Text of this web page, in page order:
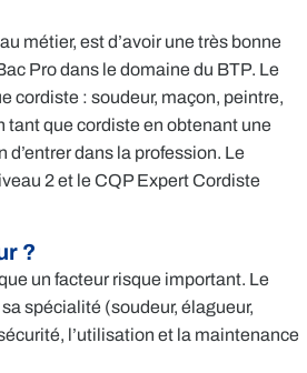
métier, est d’avoir une très bonne
Pro dans le domaine du BTP. Le
cordiste : soudeur, maçon, peintre,
tant que cordiste en obtenant une
dans la profession. Le
2 et le CQP Expert Cordiste
?
un facteur risque important. Le
spécialité (soudeur, élagueur,
l’utilisation et la maintenance